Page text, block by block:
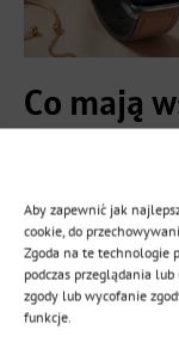
Aby zapewnić jak
cookie, do
Zgoda na te technologie
podczas przeglądania
zgody lub wycofanie
funkcje.
Co mają
Oba modele
dostęp do
polskim.
urządzenie tej